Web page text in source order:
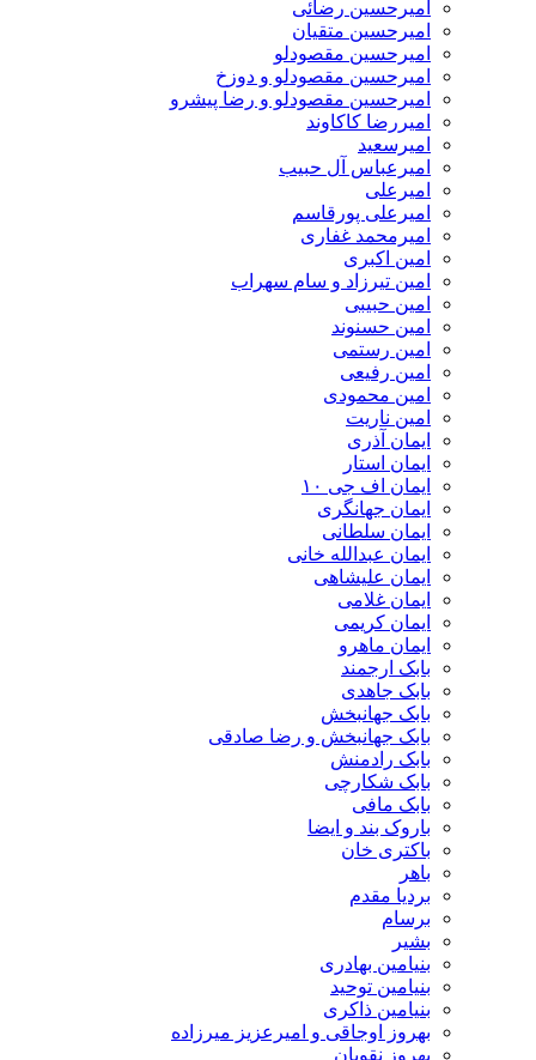
امیرحسین رضائی
امیرحسین متقیان
امیرحسین مقصودلو
امیرحسین مقصودلو و دوزخ
امیرحسین مقصودلو و رضا پیشرو
امیررضا کاکاوند
امیرسعید
امیرعباس آل حبیب
امیرعلی
امیرعلی پورقاسم
امیرمحمد غفاری
امین اکبری
امین تیرزاد و سام سهراب
امین حبیبی
امین حسنوند
امین رستمی
امین رفیعی
امین محمودی
امین ناریت
ایمان آذری
ایمان استار
ایمان اف جی ۱۰
ایمان جهانگری
ایمان سلطانی
ایمان عبدالله خانی
ایمان علیشاهی
ایمان غلامی
ایمان کریمی
ایمان ماهرو
بابک ارجمند
بابک جاهدی
بابک جهانبخش
بابک جهانبخش و رضا صادقی
بابک رادمنش
بابک شکارچی
بابک مافی
باروک بند و ایضا
باکتری خان
باهر
بردیا مقدم
برسام
بشیر
بنیامین بهادری
بنیامین توحید
بنیامین ذاکری
بهروز اوجاقی و امیرعزیز میرزاده
بهروز نقویان